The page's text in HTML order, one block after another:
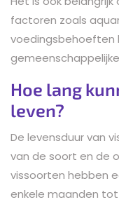
factoren zoals
voedingsbehoeften
Hoe lang
leven?
De levensduur van
van de soort en de
vissoorten hebben
enkele maanden